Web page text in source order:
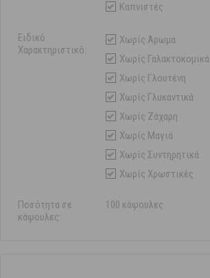
Καπνιστές
Ειδικό
Χαρακτηριστικό:
Χωρίς Άρωμα
Χωρίς Γαλακτοκομικά
Χωρίς Γλουτένη
Χωρίς Γλυκαντικά
Χωρίς Ζάχαρη
Χωρίς Μαγιά
Χωρίς Συντηρητικά
Χωρίς Χρωστικές
Ποσότητα σε
κάψουλες:
100 κάψουλες